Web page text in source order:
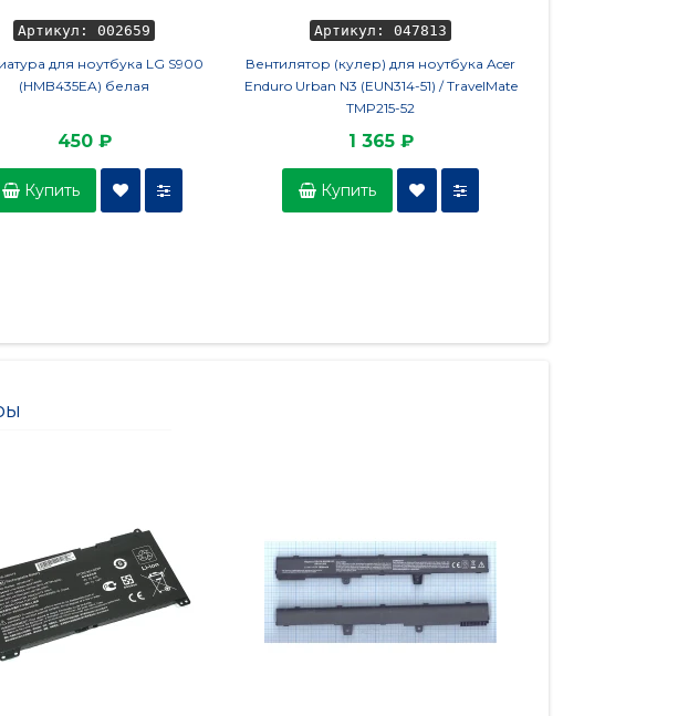
Артикул: 002659
для ноутбука LG S900
(HMB435EA) белая
450 ₽
Купить
Артикул: 047813
Вентилятор (кулер) для ноутбука Acer
Enduro Urban N3 (EUN314-51) / TravelMate
TMP215-52
1 365 ₽
Купить